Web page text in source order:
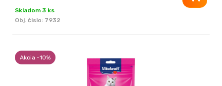
Skladom 3 ks
Obj. čislo: 7932
Akcia -10%